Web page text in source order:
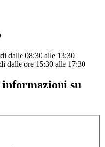
dalle 08:30 alle 13:30
dalle ore 15:30 alle 17:30
informazioni su